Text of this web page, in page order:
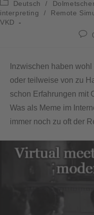
Deutsch
/
interpreting
/ Remote
VKD
Inzwischen haben
oder teilweise von zu
schon Erfahrungen mit
Was als Meme im
immer noch zu oft der